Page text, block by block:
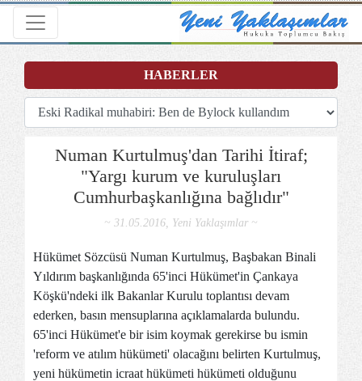
Toggle navigation
Numan Kurtulmuş'dan Tarihi İtiraf;
"Yargı kurum ve kuruluşları
Cumhurbaşkanlığına bağlıdır"
~ 31.05.2016, Yeni Yaklaşımlar ~
Hükümet Sözcüsü Numan Kurtulmuş, Başbakan Binali
Yıldırım başkanlığında 65'inci Hükümet'in Çankaya
Köşkü'ndeki ilk Bakanlar Kurulu toplantısı devam
ederken, basın mensuplarına açıklamalarda bulundu.
65'inci Hükümet'e bir isim koymak gerekirse bu ismin
'reform ve atılım hükümeti' olacağını belirten Kurtulmuş,
yeni hükümetin icraat hükümeti hükümeti olduğunu
HABERLER